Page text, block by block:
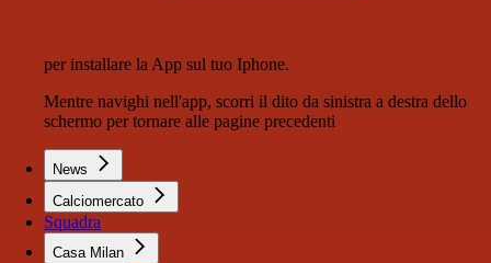
per installare la App sul tuo Iphone.
Mentre navighi nell'app, scorri il dito da sinistra a destra dello
schermo per tornare alle pagine precedenti
News
Calciomercato
Squadra
Casa Milan